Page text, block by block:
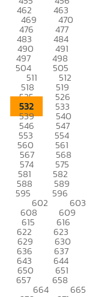
462 463
469 470
476 477
483 484
490 491
497 498
504 505
511 512
518 519
525 526
532 533
539 540
546 547
553 554
560 561
567 568
574 575
581 582
588 589
595 596
602 603
608 609
615 616
622 623
629 630
636 637
643 644
650 651
657 658
664 665